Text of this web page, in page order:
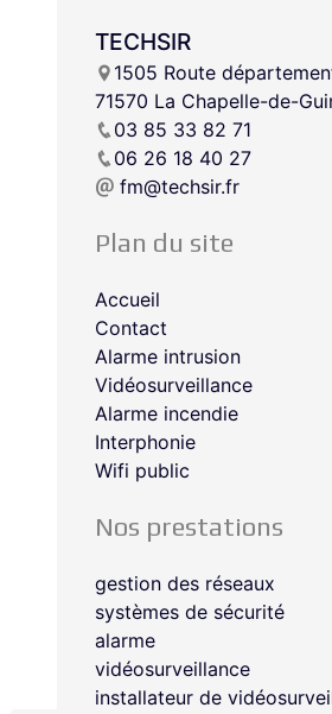
TECHSIR
1505 Route
71570 La Chapelle-de-
03 85 33 82 71
06 26 18 40 27
fm@techsir.fr
Plan du site
Accueil
Contact
Alarme intrusion
Vidéosurveillance
Alarme incendie
Interphonie
Wifi public
Nos prestations
gestion des réseaux
systèmes de sécurité
alarme
vidéosurveillance
installateur de